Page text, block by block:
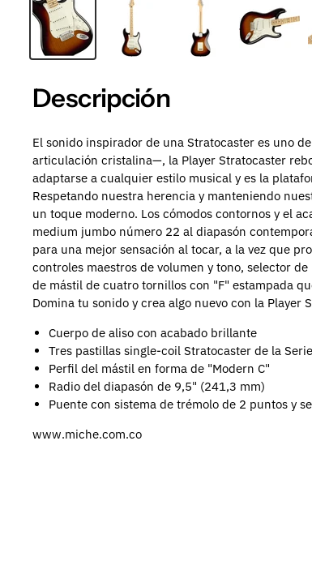
Descripción
El sonido inspirador de una Stratocaster es uno
articulación cristalina—, la Player Stratocaster
adaptarse a cualquier estilo musical y es la
Respetando nuestra herencia y manteniendo
un toque moderno. Los cómodos contornos y el
medium jumbo número 22 al diapasón
para una mejor sensación al tocar, a la vez que
controles maestros de volumen y tono, selector
de mástil de cuatro tornillos con "F" estampada
Domina tu sonido y crea algo nuevo con la Player
Cuerpo de aliso con acabado brillante
Tres pastillas single-coil Stratocaster de la
Perfil del mástil en forma de "Modern C"
Radio del diapasón de 9,5" (241,3 mm)
Puente con sistema de trémolo de 2 puntos y
www.miche.com.co